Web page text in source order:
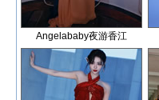
Angelababy夜游香江